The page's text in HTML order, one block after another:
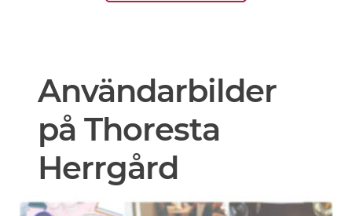
Användarbilder
på Thoresta
Herrgård